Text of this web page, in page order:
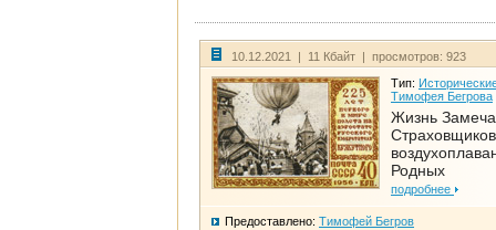
10.12.2021 | 11 Кбайт | просмотров: 923
Тип:
Тимофея Бегрова
Жизнь
Родных
подробнее
Предоставлено: Тимофей Бегров